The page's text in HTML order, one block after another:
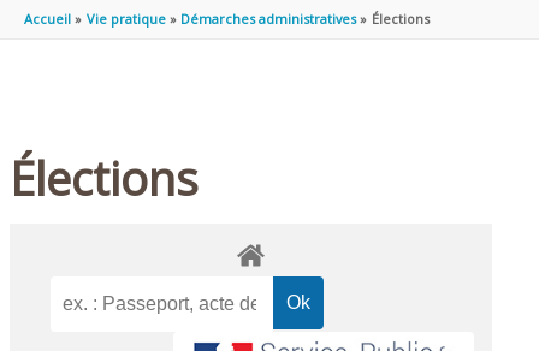
PRINCIPAL
Accueil Vie pratique Démarches administratives Élections
Élections